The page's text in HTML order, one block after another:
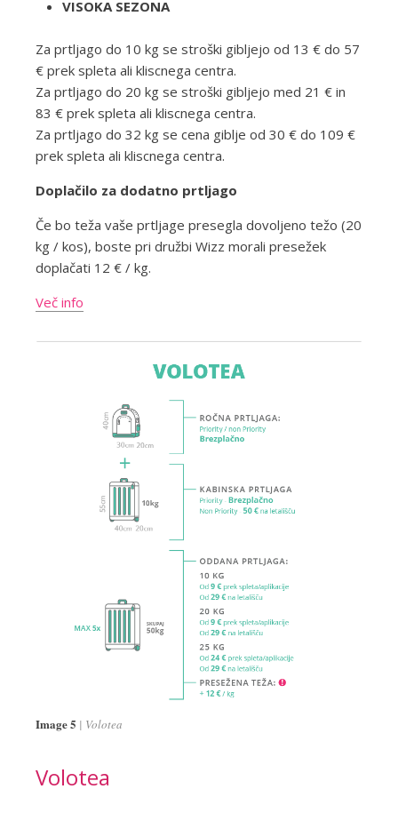
VISOKA SEZONA
Za prtljago do 10 kg se stroški gibljejo od 13 € do 57
€ prek spleta ali kliscnega centra.
Za prtljago do 20 kg se stroški gibljejo med 21 € in
83 € prek spleta ali kliscnega centra.
Za prtljago do 32 kg se cena giblje od 30 € do 109 €
prek spleta ali kliscnega centra.
Doplačilo za dodatno prtljago
Če bo teža vaše prtljage presegla dovoljeno težo (20
kg / kos), boste pri družbi Wizz morali presežek
doplačati 12 € / kg.
Več info
Image 5 Volotea
Volotea